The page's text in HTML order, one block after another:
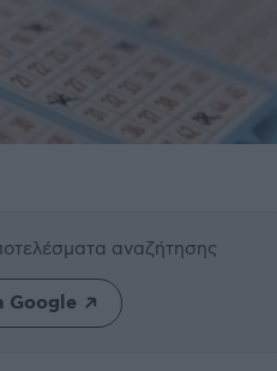
αναζήτησης
Google